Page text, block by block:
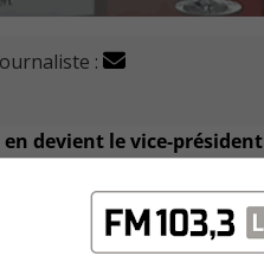
:
devient le vice-
haut poste de direction.
vote lors de la séance du